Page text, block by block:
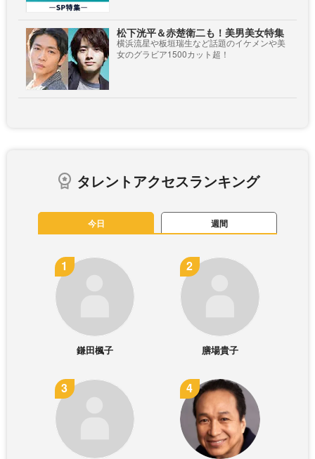
松下洸平＆赤楚衛二も！美男美女特集
横浜流星や板垣瑞生など話題のイケメンや美
女のグラビア1500カット超！
タレントアクセスランキング
今日 週間
鎌田楓子 膳場貴子